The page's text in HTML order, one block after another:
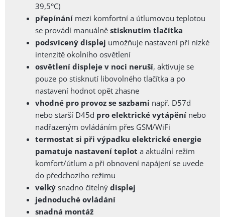
39,5°C)
přepínání mezi komfortní a útlumovou teplotou
se provádí manuálně stisknutím tlačítka
podsvícený displej umožňuje nastavení při nízké
intenzitě okolního osvětlení
osvětlení displeje v noci neruší, aktivuje se
pouze po stisknutí libovolného tlačítka a po
nastavení hodnot opět zhasne
vhodné pro provoz se sazbami např. D57d
nebo starší D45d pro elektrické vytápění nebo
nadřazeným ovládáním přes GSM/WiFi
termostat si při výpadku elektrické energie
pamatuje nastavení teplot a aktuální režim
komfort/útlum a při obnovení napájení se uvede
do předchozího režimu
velký snadno čitelný displej
jednoduché ovládání
snadná montáž